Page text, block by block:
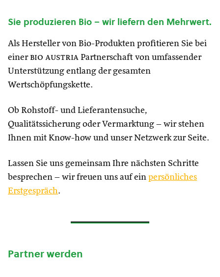
Sie produzieren Bio – wir liefern den Mehrwert.
Als Hersteller von Bio-Produkten profitieren Sie bei
einer bio austria Partnerschaft von umfassender
Unterstützung entlang der gesamten
Wertschöpfungskette.
Ob Rohstoff- und Lieferantensuche,
Qualitätssicherung oder Vermarktung – wir stehen
Ihnen mit Know-how und unser Netzwerk zur Seite.
Lassen Sie uns gemeinsam Ihre nächsten Schritte
besprechen – wir freuen uns auf ein persönliches
Erstgespräch.
Partner werden